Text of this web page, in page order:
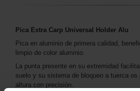
Pica Extra Carp Universal Holder Alu
Pica en aluminio de primera calidad,
limpio de color aluminio.
La punta presente en su extremidad
suelo y su sistema de bloqueo a tuerca os
altura con precisión.